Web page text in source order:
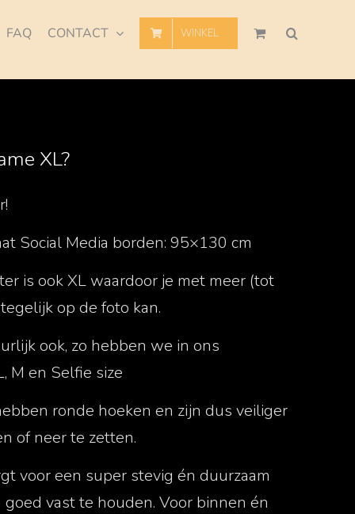
FAQ CONTACT WINKEL
XL?
Social Media borden: 95×130 cm
is ook XL waardoor je met meer (tot
op de foto kan.
ook, zo hebben we in ons
M en Selfie size
ronde hoeken en zijn dus veiliger
of neer te zetten.
voor een super stevig én duurzaam
vast te houden. Voor binnen én